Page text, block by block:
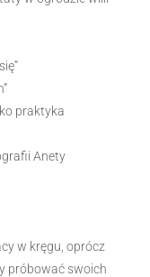
praktyka
Anety
w kręgu, oprócz
próbować swoich